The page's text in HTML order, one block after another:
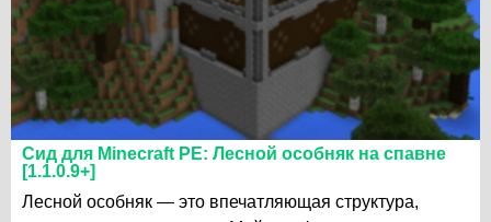
Сид для Minecraft PE: Лесной особняк на спавне
[1.1.0.9+]
Лесной особняк — это впечатляющая структура,